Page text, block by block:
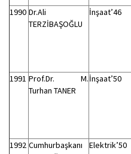
1990 Dr.Ali
TERZİBAŞOĞLU
İnşaat’46
1991 Prof.Dr. M.
Turhan TANER
İnşaat’50
1992 Cumhurbaşkanı
Elektrik’50